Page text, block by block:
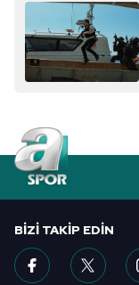
BIZI TAKIP EDIN